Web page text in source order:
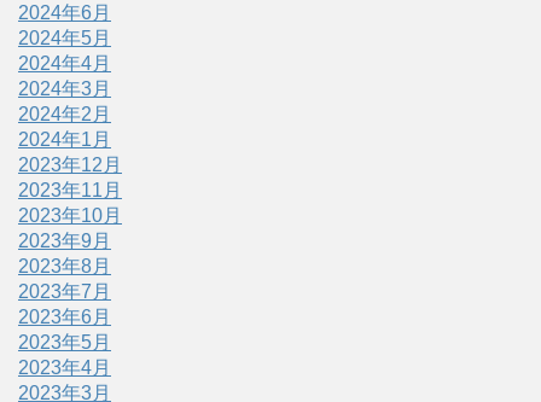
2024年6月
2024年5月
2024年4月
2024年3月
2024年2月
2024年1月
2023年12月
2023年11月
2023年10月
2023年9月
2023年8月
2023年7月
2023年6月
2023年5月
2023年4月
2023年3月